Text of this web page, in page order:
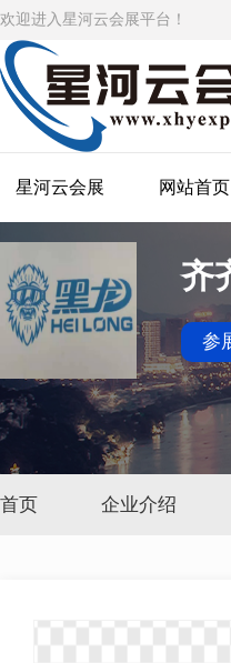
欢迎进入星河云会展平台！
星河云会展 网站首页
齐
参
首页 企业介绍